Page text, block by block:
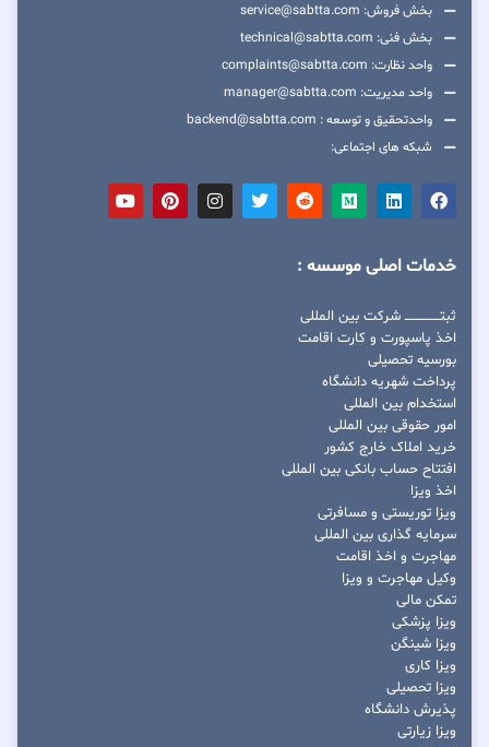
بخش فروش: service@sabtta.com
بخش فنی: technical@sabtta.com
واحد نظارت: complaints@sabtta.com
واحد مدیریت: manager@sabtta.com
واحدتحقیق و توسعه : backend@sabtta.com
شبکه های اجتماعی:
خدمات اصلی موسسه :
ثبتــــــــــــــــ شرکت بین المللی
اخذ پاسپورت و کارت اقامت
بورسیه تحصیلی
پرداخت شهریه دانشگاه
استخدام بین المللی
امور حقوقی بین المللی
خرید املاک خارج کشور
افتتاح حساب بانکی بین المللی
اخذ ویزا
ویزا توریستی و مسافرتی
سرمایه گذاری بین المللی
مهاجرت و اخذ اقامت
وکیل مهاجرت و ویزا
تمکن مالی
ویزا پزشکی
ویزا شینگن
ویزا کاری
ویزا تحصیلی
پذیرش دانشگاه
ویزا زیارتی